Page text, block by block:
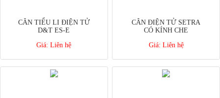
CÂN TIỂU LI ĐIỆN TỬ
D&T ES-E
Giá: Liên hệ
CÂN ĐIỆN TỬ SETRA
CÓ KÍNH CHE
Giá: Liên hệ